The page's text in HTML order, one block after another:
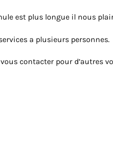
est plus longue il nous
a plusieurs personnes.
contacter pour d’autres